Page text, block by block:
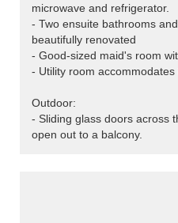
microwave and refrigerator.
- Two ensuite bathrooms
beautifully renovated
- Good-sized maid's room
- Utility room
Outdoor:
- Sliding glass doors across
open out to a balcony.